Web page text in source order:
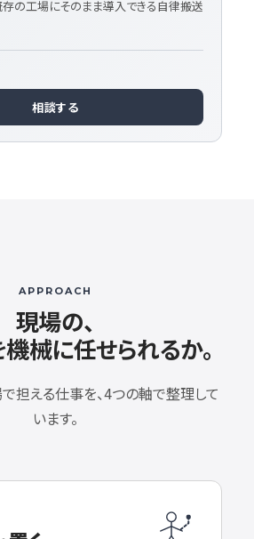
存の工場にそのまま導入できる自律搬送
相談する
APPROACH
現場の、
械に任せられるか。
担える仕事を、4つの軸で整理して
います。